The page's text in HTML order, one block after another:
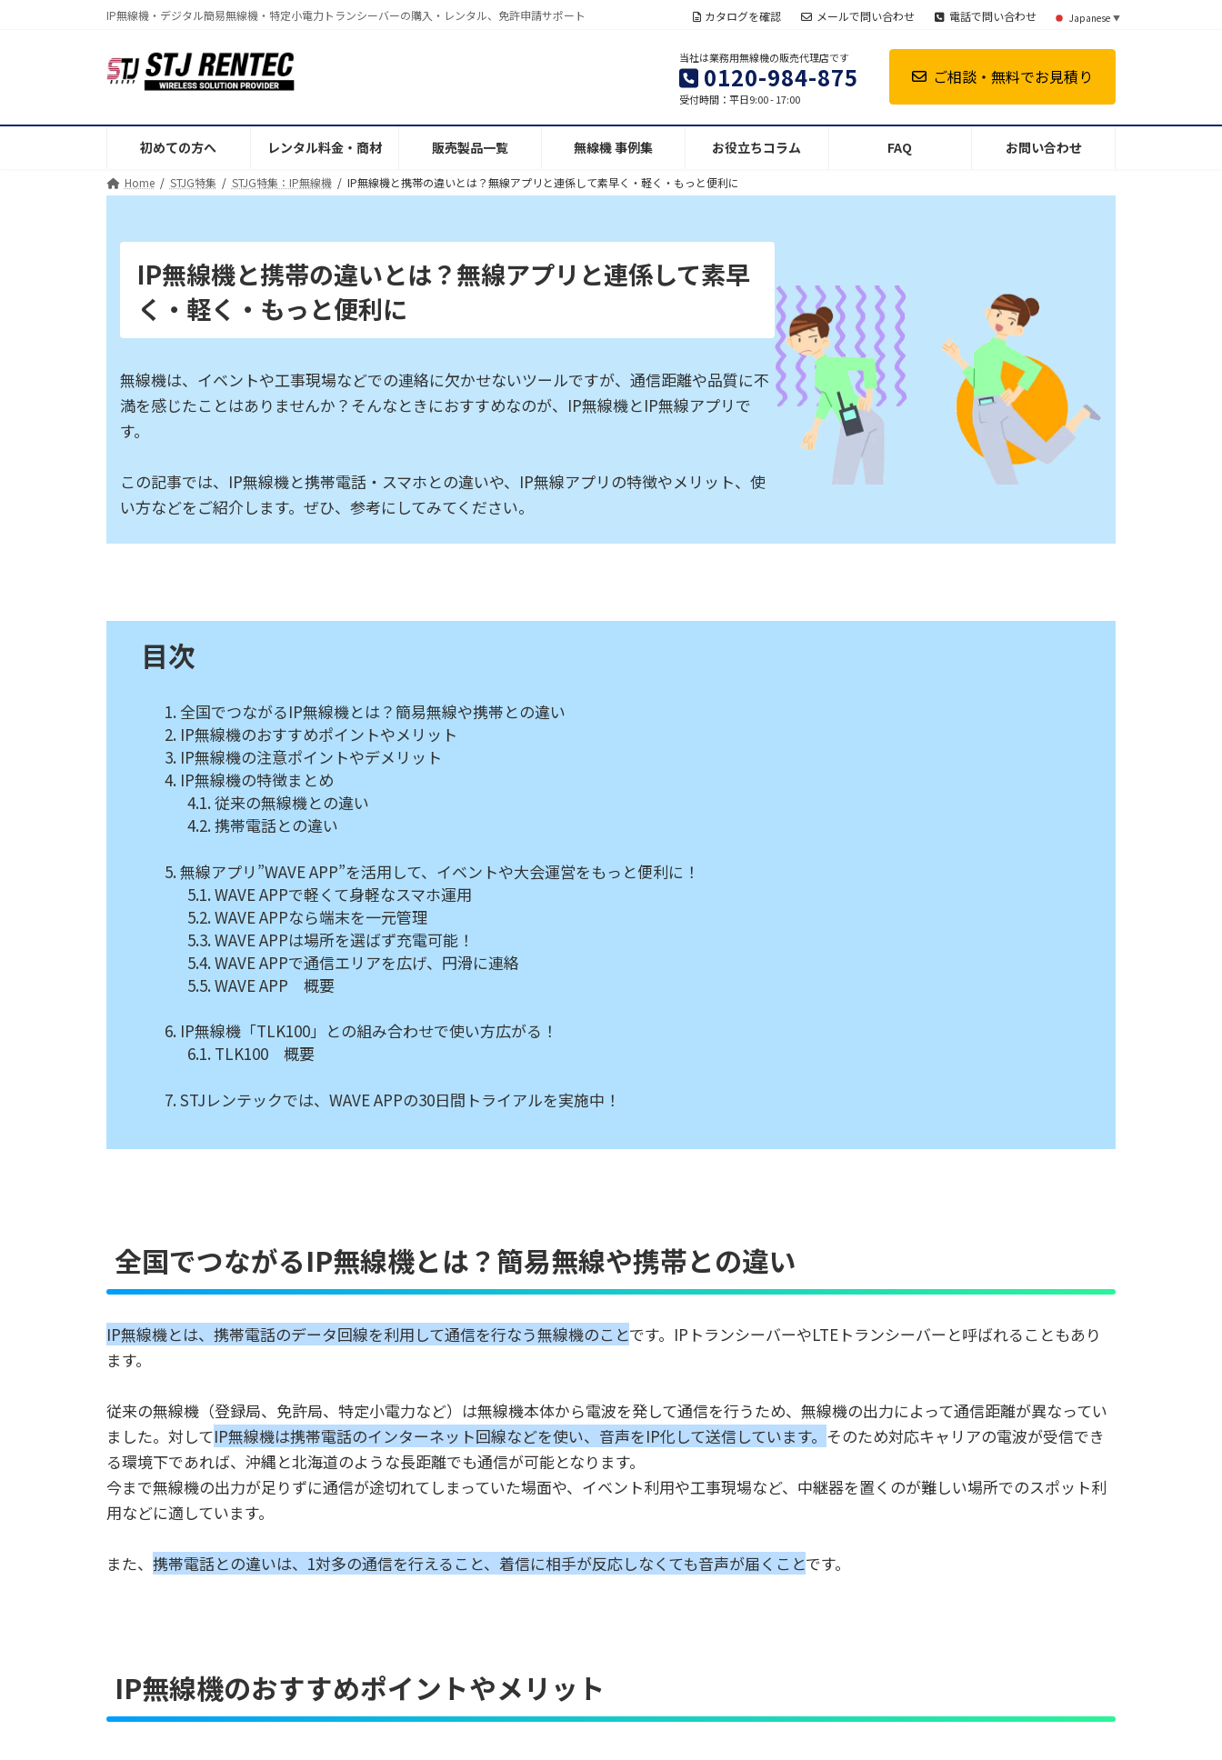
へ
ョ
IP無線機・デジタル簡易無線機・特定小電力トランシーバーの購入・レンタル、免許申請サポート カタログを確認 メールで問い合わせ 電話で問い合わせ Japanese ▼
当社は業務用無線機の販売代理店です
0120-984-875
受付時間：平日9:00 - 17:00
ご相談・無料でお見積り
初めての方へ レンタル料金・商材 販売製品一覧 無線機 事例集 お役立ちコラム FAQ お問い合わせ
Home STJG特集 STJG特集：IP無線機 IP無線機と携帯の違いとは？無線アプリと連係して素早く・軽く・もっと便利に
IP無線機と携帯の違いとは？無線アプリと連係して素早
く・軽く・もっと便利に
無線機は、イベントや工事現場などでの連絡に欠かせないツールですが、通信距離や品質に不
満を感じたことはありませんか？そんなときにおすすめなのが、IP無線機とIP無線アプリで
す。
この記事では、IP無線機と携帯電話・スマホとの違いや、IP無線アプリの特徴やメリット、使
い方などをご紹介します。ぜひ、参考にしてみてください。
目次
全国でつながるIP無線機とは？簡易無線や携帯との違い
IP無線機のおすすめポイントやメリット
IP無線機の注意ポイントやデメリット
IP無線機の特徴まとめ
従来の無線機との違い
携帯電話との違い
無線アプリ”WAVE APP”を活用して、イベントや大会運営をもっと便利に！
WAVE APPで軽くて身軽なスマホ運用
WAVE APPなら端末を一元管理
WAVE APPは場所を選ばず充電可能！
WAVE APPで通信エリアを広げ、円滑に連絡
WAVE APP 概要
IP無線機「TLK100」との組み合わせで使い方広がる！
TLK100 概要
STJレンテックでは、WAVE APPの30日間トライアルを実施中！
全国でつながるIP無線機とは？簡易無線や携帯との違い
IP無線機とは、携帯電話のデータ回線を利用して通信を行なう無線機のことです。IPトランシーバーやLTEトランシーバーと呼ばれることもあり
ます。
従来の無線機（登録局、免許局、特定小電力など）は無線機本体から電波を発して通信を行うため、無線機の出力によって通信距離が異なってい
ました。対してIP無線機は携帯電話のインターネット回線などを使い、音声をIP化して送信しています。 そのため対応キャリアの電波が受信でき
る環境下であれば、沖縄と北海道のような長距離でも通信が可能となります。
今まで無線機の出力が足りずに通信が途切れてしまっていた場面や、イベント利用や工事現場など、中継器を置くのが難しい場所でのスポット利
用などに適しています。
また、 携帯電話との違いは、1対多の通信を行えること、着信に相手が反応しなくても音声が届くことです。
IP無線機のおすすめポイントやメリット